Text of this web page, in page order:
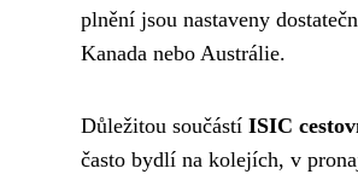
plnění jsou nastaveny
Kanada nebo Austrálie.
Důležitou součástí ISIC
často bydlí na kolejích, v